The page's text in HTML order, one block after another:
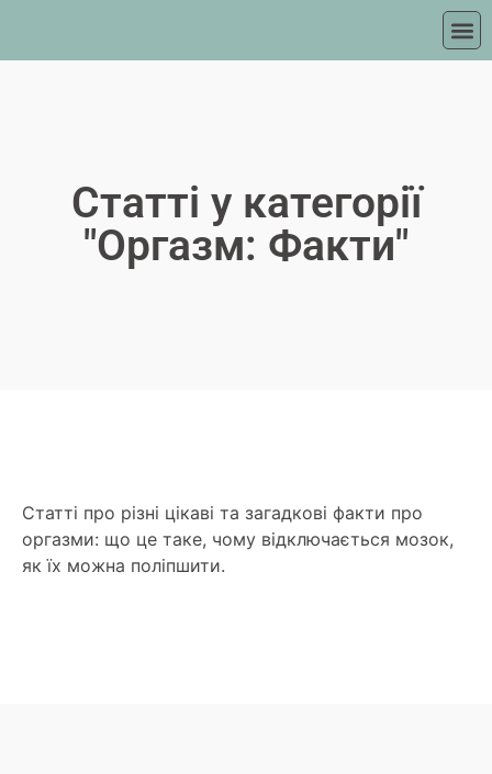
Статті у категорії
"Оргазм: Факти"
Статті про різні цікаві та загадкові факти про
оргазми: що це таке, чому відключається мозок,
як їх можна поліпшити.